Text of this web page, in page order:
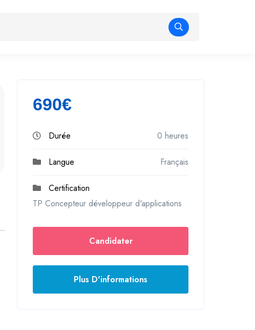
690€
Durée 0 heures
Langue Français
Certification
TP Concepteur développeur d'applications
Candidater
Plus D'informations